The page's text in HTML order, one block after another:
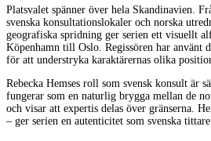
Platsvalet spänner över hela Skandinavien.
svenska konsultationslokaler och norska
geografiska spridning ger serien ett visuellt
Köpenhamn till Oslo. Regissören har använt
för att understryka karaktärernas olika
Rebecka Hemses roll som svensk konsult är
fungerar som en naturlig brygga mellan de
och visar att expertis delas över gränserna.
– ger serien en autenticitet som svenska